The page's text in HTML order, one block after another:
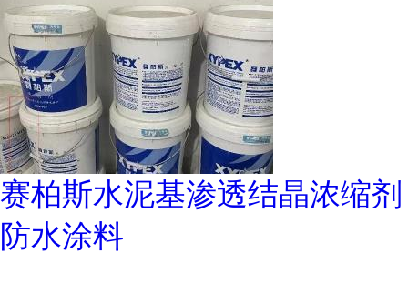
赛柏斯水泥基渗透结晶浓缩剂
防水涂料